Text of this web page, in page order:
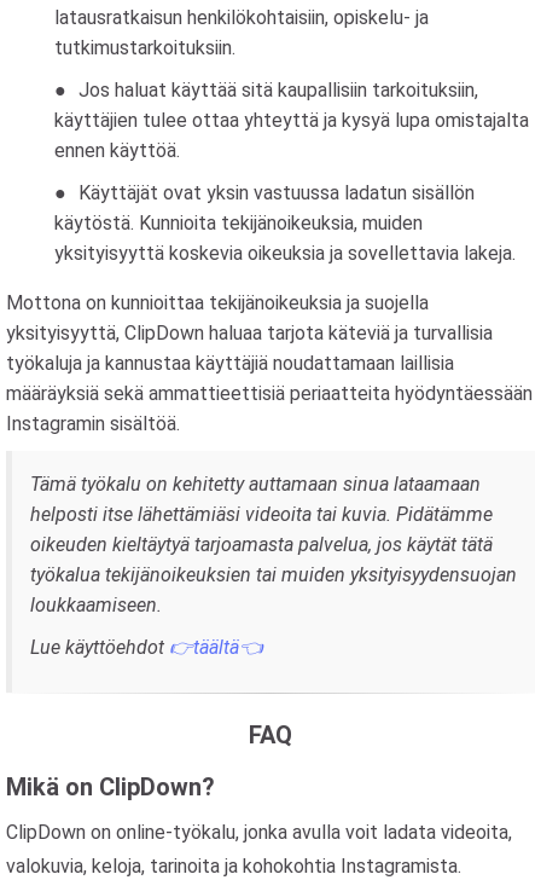
latausratkaisun henkilökohtaisiin, opiskelu- ja
tutkimustarkoituksiin.
Jos haluat käyttää sitä kaupallisiin tarkoituksiin,
käyttäjien tulee ottaa yhteyttä ja kysyä lupa omistajalta
ennen käyttöä.
Käyttäjät ovat yksin vastuussa ladatun sisällön
käytöstä. Kunnioita tekijänoikeuksia, muiden
yksityisyyttä koskevia oikeuksia ja sovellettavia lakeja.
Mottona on kunnioittaa tekijänoikeuksia ja suojella
yksityisyyttä, ClipDown haluaa tarjota käteviä ja turvallisia
työkaluja ja kannustaa käyttäjiä noudattamaan laillisia
määräyksiä sekä ammattieettisiä periaatteita hyödyntäessään
Instagramin sisältöä.
Tämä työkalu on kehitetty auttamaan sinua lataamaan
helposti itse lähettämiäsi videoita tai kuvia. Pidätämme
oikeuden kieltäytyä tarjoamasta palvelua, jos käytät tätä
työkalua tekijänoikeuksien tai muiden yksityisyydensuojan
loukkaamiseen.
Lue käyttöehdot 👉täältä👈
FAQ
Mikä on ClipDown?
ClipDown on online-työkalu, jonka avulla voit ladata videoita,
valokuvia, keloja, tarinoita ja kohokohtia Instagramista.